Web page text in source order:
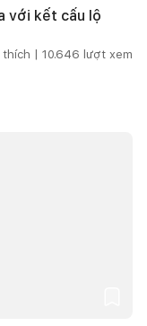
với kết cấu lộ
| 10.646 lượt xem